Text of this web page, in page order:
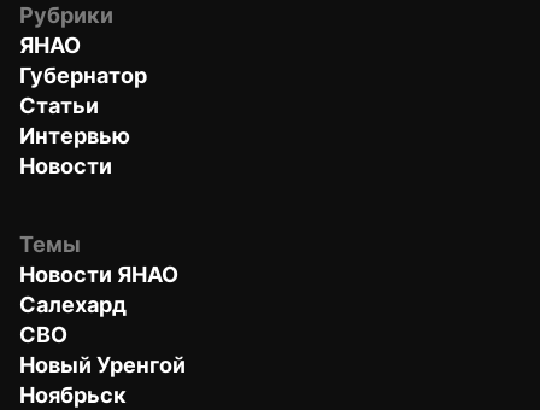
Рубрики
ЯНАО
Губернатор
Статьи
Интервью
Новости
Темы
Новости ЯНАО
Салехард
СВО
Новый Уренгой
Ноябрьск